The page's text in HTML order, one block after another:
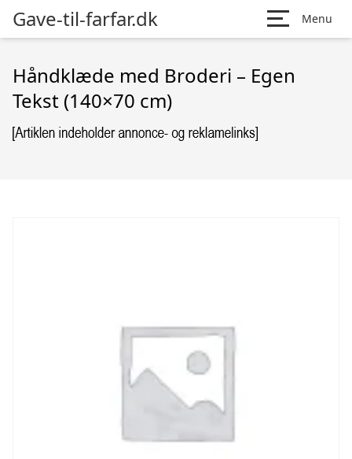
Gave-til-farfar.dk Menu
Håndklæde med Broderi – Egen
Tekst (140×70 cm)